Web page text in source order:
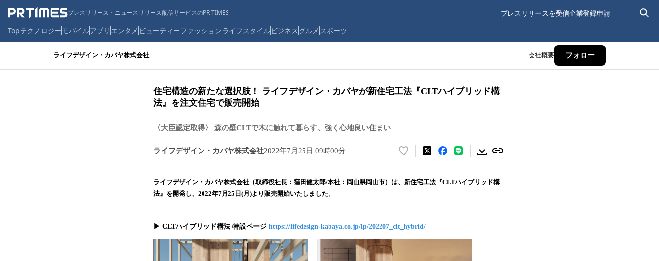
プレスリリース・ニュースリリース配信サービスのPR TIMES プレスリリースを受信企業登録申請
Topテクノロジーモバイルアプリ エンタメ ビューティーファッションライフスタイルビジネス グルメ スポーツ
ライフデザイン・カバヤ株式会社 会社概要 フォロー
住宅構造の新たな選択肢！ ライフデザイン・カバヤが新住宅工法『CLTハイブリッド構
法』を注文住宅で販売開始
〈大臣認定取得〉 森の壁CLTで木に触れて暮らす、強く心地良い住まい
ライフデザイン・カバヤ株式会社2022年7月25日 09時00分
い
！
み
込
ライフデザイン・カバヤ株式会社（取締役社長：窪田健太郎/本社：岡山県岡山市）は、新住宅工法『CLTハイブリッド構
法』を開発し、2022年7月25日(月)より販売開始いたしました。
▶ CLTハイブリッド構法 特設ページ https://lifedesign-kabaya.co.jp/lp/202207_clt_hybrid/